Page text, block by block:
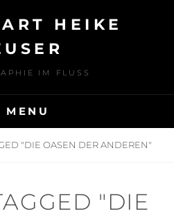
HEIKE
IM FLUSS
MENU
"DIE OASEN DER ANDEREN"
"DIE